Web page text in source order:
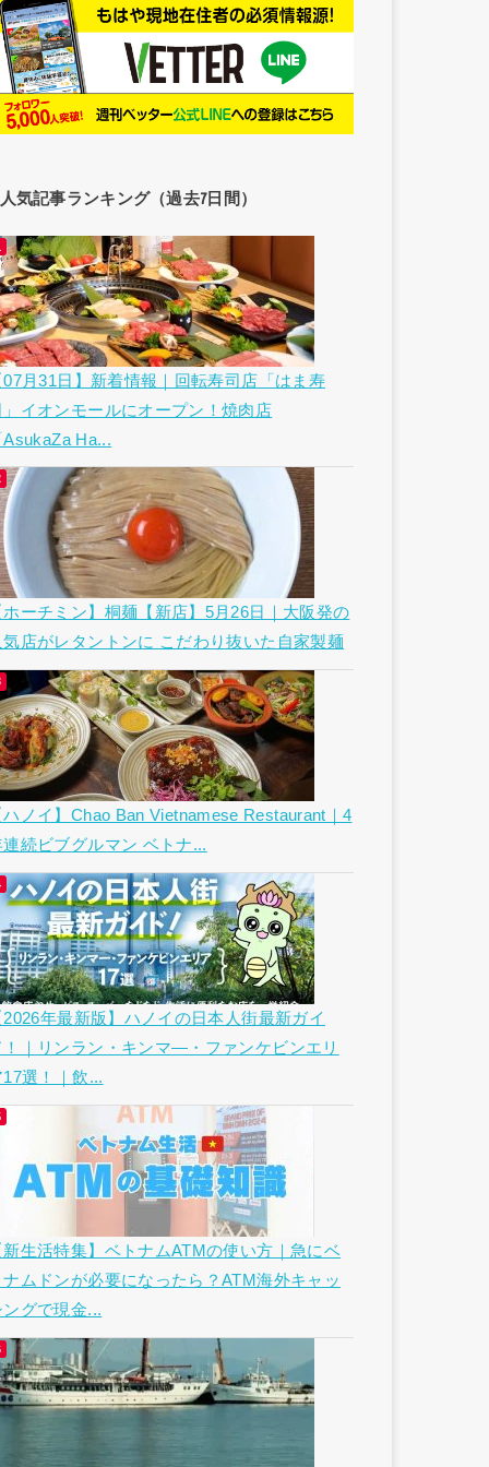
人気記事ランキング（過去7日間）
07月31日】新着情報｜回転寿司店「はま寿
」イオンモールにオープン！焼肉店
AsukaZa Ha...
ホーチミン】桐麺【新店】5月26日｜大阪発の
気店がレタントンに こだわり抜いた自家製麺
ハノイ】Chao Ban Vietnamese Restaurant｜4
連続ビブグルマン ベトナ...
2026年最新版】ハノイの日本人街最新ガイ
！｜リンラン・キンマ―・ファンケビンエリ
17選！｜飲...
新生活特集】ベトナムATMの使い方｜急にベ
ナムドンが必要になったら？ATM海外キャッ
ングで現金...